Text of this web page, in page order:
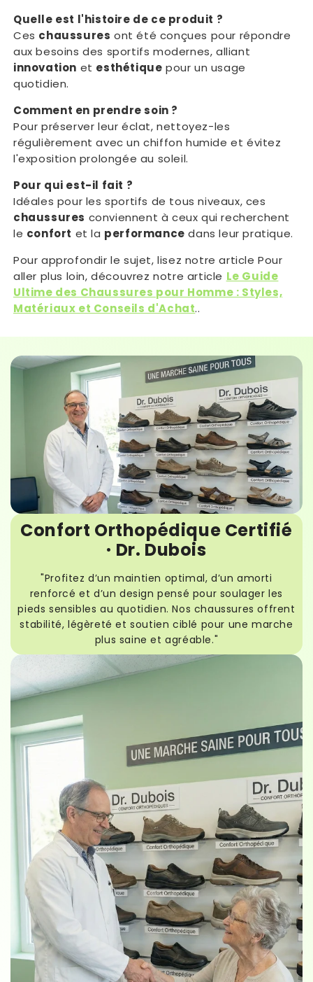
Quelle est l'histoire de ce produit ?
Ces chaussures ont été conçues pour répondre
aux besoins des sportifs modernes, alliant
innovation et esthétique pour un usage
quotidien.
Comment en prendre soin ?
Pour préserver leur éclat, nettoyez-les
régulièrement avec un chiffon humide et évitez
l'exposition prolongée au soleil.
Pour qui est-il fait ?
Idéales pour les sportifs de tous niveaux, ces
chaussures conviennent à ceux qui recherchent
le confort et la performance dans leur pratique.
Pour approfondir le sujet, lisez notre article Pour
aller plus loin, découvrez notre article Le Guide
Ultime des Chaussures pour Homme : Styles,
Matériaux et Conseils d'Achat..
Confort Orthopédique Certifié
· Dr. Dubois
"Profitez d’un maintien optimal, d’un amorti
renforcé et d’un design pensé pour soulager les
pieds sensibles au quotidien. Nos chaussures offrent
stabilité, légèreté et soutien ciblé pour une marche
plus saine et agréable."